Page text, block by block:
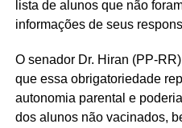
lista de alunos que não
informações de seus
O senador Dr. Hiran (PP-
que essa obrigatoriedade
autonomia parental e
dos alunos não vacinados,